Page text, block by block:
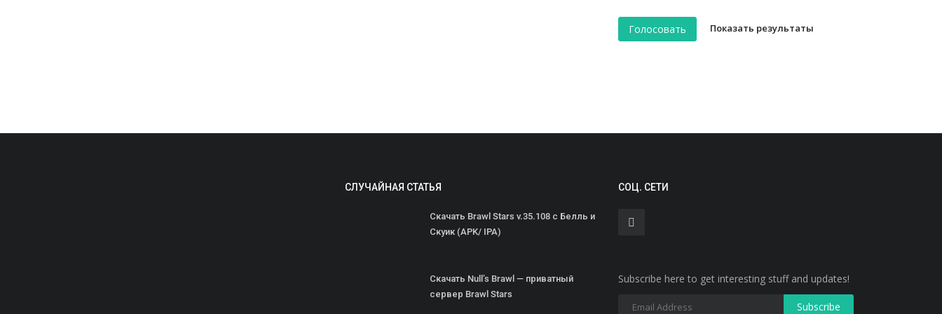
Голосовать Показать результаты
СЛУЧАЙНАЯ СТАТЬЯ
Скачать Brawl Stars v.35.108 с Белль и
Скуик (APK/ IPA)
Скачать Null’s Brawl — приватный
сервер Brawl Stars
СОЦ. СЕТИ
Subscribe here to get interesting stuff and updates!